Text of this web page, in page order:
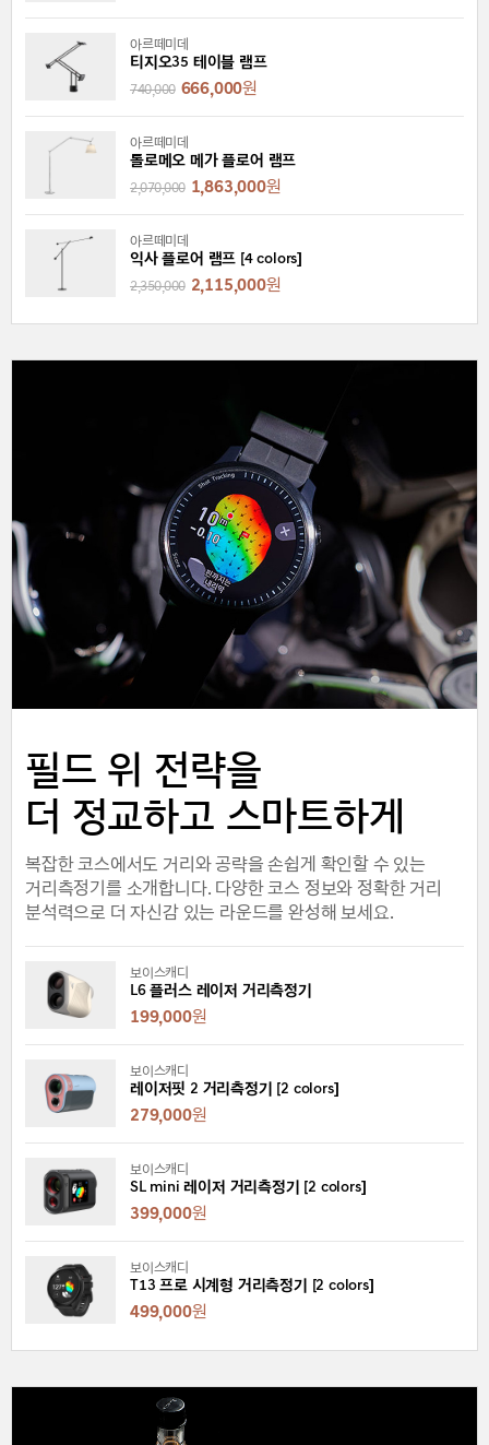
아르떼미데
티지오35 테이블 램프
740,000 666,000원
아르떼미데
톨로메오 메가 플로어 램프
2,070,000 1,863,000원
아르떼미데
익사 플로어 램프 [4 colors]
2,350,000 2,115,000원
필드 위 전략을
더 정교하고 스마트하게
복잡한 코스에서도 거리와 공략을 손쉽게 확인할 수 있는
거리측정기를 소개합니다. 다양한 코스 정보와 정확한 거리
분석력으로 더 자신감 있는 라운드를 완성해 보세요.
보이스캐디
L6 플러스 레이저 거리측정기
199,000원
보이스캐디
레이저핏 2 거리측정기 [2 colors]
279,000원
보이스캐디
SL mini 레이저 거리측정기 [2 colors]
399,000원
보이스캐디
T13 프로 시계형 거리측정기 [2 colors]
499,000원